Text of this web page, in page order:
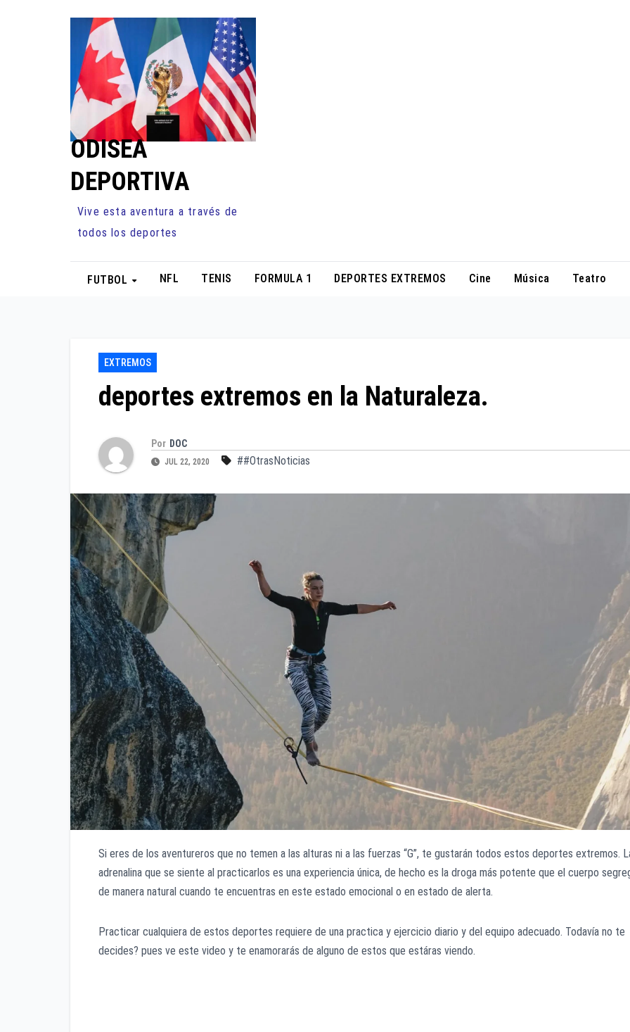
ODISEA
DEPORTIVA
Vive esta aventura a través de
todos los deportes
FUTBOL NFL TENIS FORMULA 1 DEPORTES EXTREMOS Cine Música Teatro
EXTREMOS
deportes extremos en la Naturaleza.
Por DOC
JUL 22, 2020 ##OtrasNoticias
Si eres de los aventureros que no temen a las alturas ni a las fuerzas “G”, te gustarán todos estos deportes extremos.
adrenalina que se siente al practicarlos es una experiencia única, de hecho es la droga más potente que el cuerpo
de manera natural cuando te encuentras en este estado emocional o en estado de alerta.
Practicar cualquiera de estos deportes requiere de una practica y ejercicio diario y del equipo adecuado. Todavía no te
decides? pues ve este video y te enamorarás de alguno de estos que estáras viendo.